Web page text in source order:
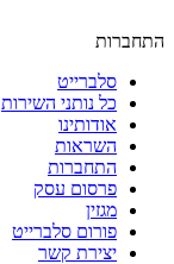
התחברות
סלברייט
כל נותני השירות
אודותינו
השראות
התחברות
פרסום עסק
מגזין
פורום סלברייט
יצירת קשר